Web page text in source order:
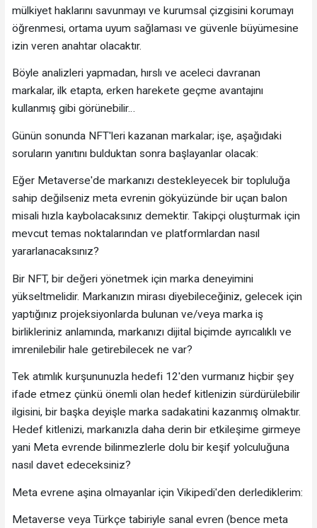
mülkiyet haklarını savunmayı ve kurumsal çizgisini korumayı
öğrenmesi, ortama uyum sağlaması ve güvenle büyümesine
izin veren anahtar olacaktır.
Böyle analizleri yapmadan, hırslı ve aceleci davranan
markalar, ilk etapta, erken harekete geçme avantajını
kullanmış gibi görünebilir…
Günün sonunda NFT'leri kazanan markalar; işe, aşağıdaki
soruların yanıtını bulduktan sonra başlayanlar olacak:
Eğer Metaverse'de markanızı destekleyecek bir topluluğa
sahip değilseniz meta evrenin gökyüzünde bir uçan balon
misali hızla kaybolacaksınız demektir. Takipçi oluşturmak için
mevcut temas noktalarından ve platformlardan nasıl
yararlanacaksınız?
Bir NFT, bir değeri yönetmek için marka deneyimini
yükseltmelidir. Markanızın mirası diyebileceğiniz, gelecek için
yaptığınız projeksiyonlarda bulunan ve/veya marka iş
birlikleriniz anlamında, markanızı dijital biçimde ayrıcalıklı ve
imrenilebilir hale getirebilecek ne var?
Tek atımlık kurşununuzla hedefi 12'den vurmanız hiçbir şey
ifade etmez çünkü önemli olan hedef kitlenizin sürdürülebilir
ilgisini, bir başka deyişle marka sadakatini kazanmış olmaktır.
Hedef kitlenizi, markanızla daha derin bir etkileşime girmeye
yani Meta evrende bilinmezlerle dolu bir keşif yolculuğuna
nasıl davet edeceksiniz?
Meta evrene aşina olmayanlar için Vikipedi'den derlediklerim:
Metaverse veya Türkçe tabiriyle sanal evren (bence meta